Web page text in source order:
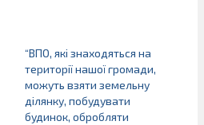
“ВПО, які знаходяться на
території нашої громади,
можуть взяти земельну
ділянку, побудувати
будинок, обробляти